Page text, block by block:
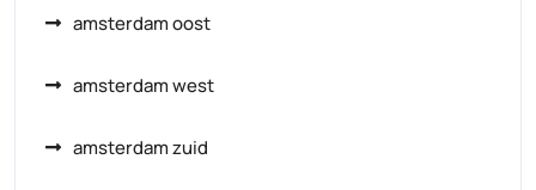
amsterdam oost
amsterdam west
amsterdam zuid